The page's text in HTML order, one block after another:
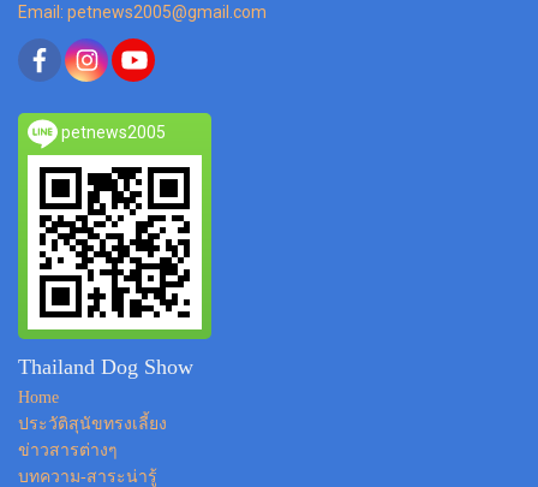
Email: petnews2005@gmail.com
petnews2005
Thailand Dog Show
Home
ประวัติสุนัขทรงเลี้ยง
ข่าวสารต่างๆ
บทความ-สาระน่ารู้